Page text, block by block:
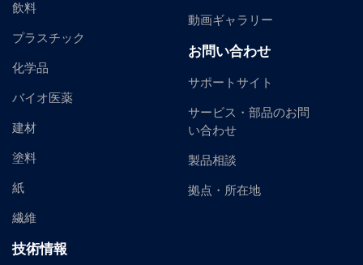
飲料
プラスチック
化学品
バイオ医薬
建材
塗料
紙
繊維
技術情報
動画ギャラリー
お問い合わせ
サポートサイト
サービス・部品のお問
い合わせ
製品相談
拠点・所在地